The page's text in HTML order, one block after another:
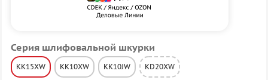
Серия шлифовальной шкурки
KK15XW KK10XW KK10JW KD20XW